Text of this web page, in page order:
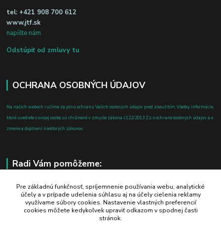
tel: +421 908 700 612
www.jtf.sk
napíšte nám
Odstúpiť od zmluvy tu
OCHRANA OSOBNÝCH ÚDAJOV
Na našich weboch ručíme za plnú ochranu Vašich osobných údajov pred zneužitím. Všetky informácie,
ktoré uvediete o svojej osobe, sú chránené v zmysle zákona č.122/2013 Z.z. o ochrane osobných údajov a o
zmene a doplnení niektorých zákonov.
Radi Vám pomôžeme:
+421 908 700 612
po-pia: 8.00 - 16.00
business@jtf.sk
Pre základnú funkčnosť, spríjemnenie používania webu, analytické
účely a v prípade udelenia súhlasu aj na účely cielenia reklamy
využívame súbory cookies. Nastavenie vlastných preferencií
cookies môžete kedykoľvek upraviť odkazom v spodnej časti
stránok.